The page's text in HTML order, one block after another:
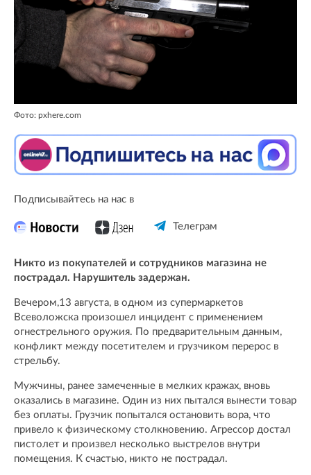
Фото: pxhere.com
Подписывайтесь на нас в
Телеграм
Никто из покупателей и сотрудников магазина не
пострадал. Нарушитель задержан.
Вечером,13 августа, в одном из супермаркетов
Всеволожска произошел инцидент с применением
огнестрельного оружия. По предварительным данным,
конфликт между посетителем и грузчиком перерос в
стрельбу.
Мужчины, ранее замеченные в мелких кражах, вновь
оказались в магазине. Один из них пытался вынести товар
без оплаты. Грузчик попытался остановить вора, что
привело к физическому столкновению. Агрессор достал
пистолет и произвел несколько выстрелов внутри
помещения. К счастью, никто не пострадал.